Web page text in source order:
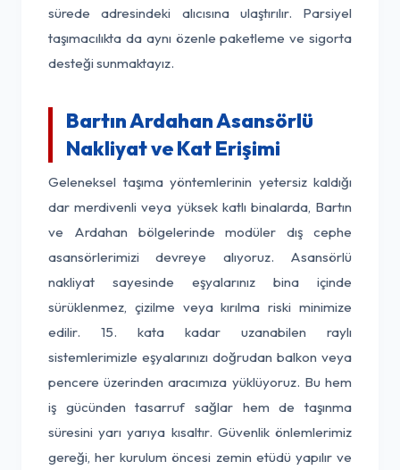
sürede adresindeki alıcısına ulaştırılır. Parsiyel
taşımacılıkta da aynı özenle paketleme ve sigorta
desteği sunmaktayız.
Bartın Ardahan Asansörlü
Nakliyat ve Kat Erişimi
Geleneksel taşıma yöntemlerinin yetersiz kaldığı
dar merdivenli veya yüksek katlı binalarda, Bartın
ve Ardahan bölgelerinde modüler dış cephe
asansörlerimizi devreye alıyoruz. Asansörlü
nakliyat sayesinde eşyalarınız bina içinde
sürüklenmez, çizilme veya kırılma riski minimize
edilir. 15. kata kadar uzanabilen raylı
sistemlerimizle eşyalarınızı doğrudan balkon veya
pencere üzerinden aracımıza yüklüyoruz. Bu hem
iş gücünden tasarruf sağlar hem de taşınma
süresini yarı yarıya kısaltır. Güvenlik önlemlerimiz
gereği, her kurulum öncesi zemin etüdü yapılır ve